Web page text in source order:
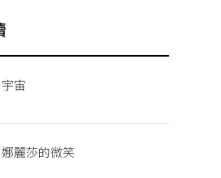
宙
麗莎的微笑